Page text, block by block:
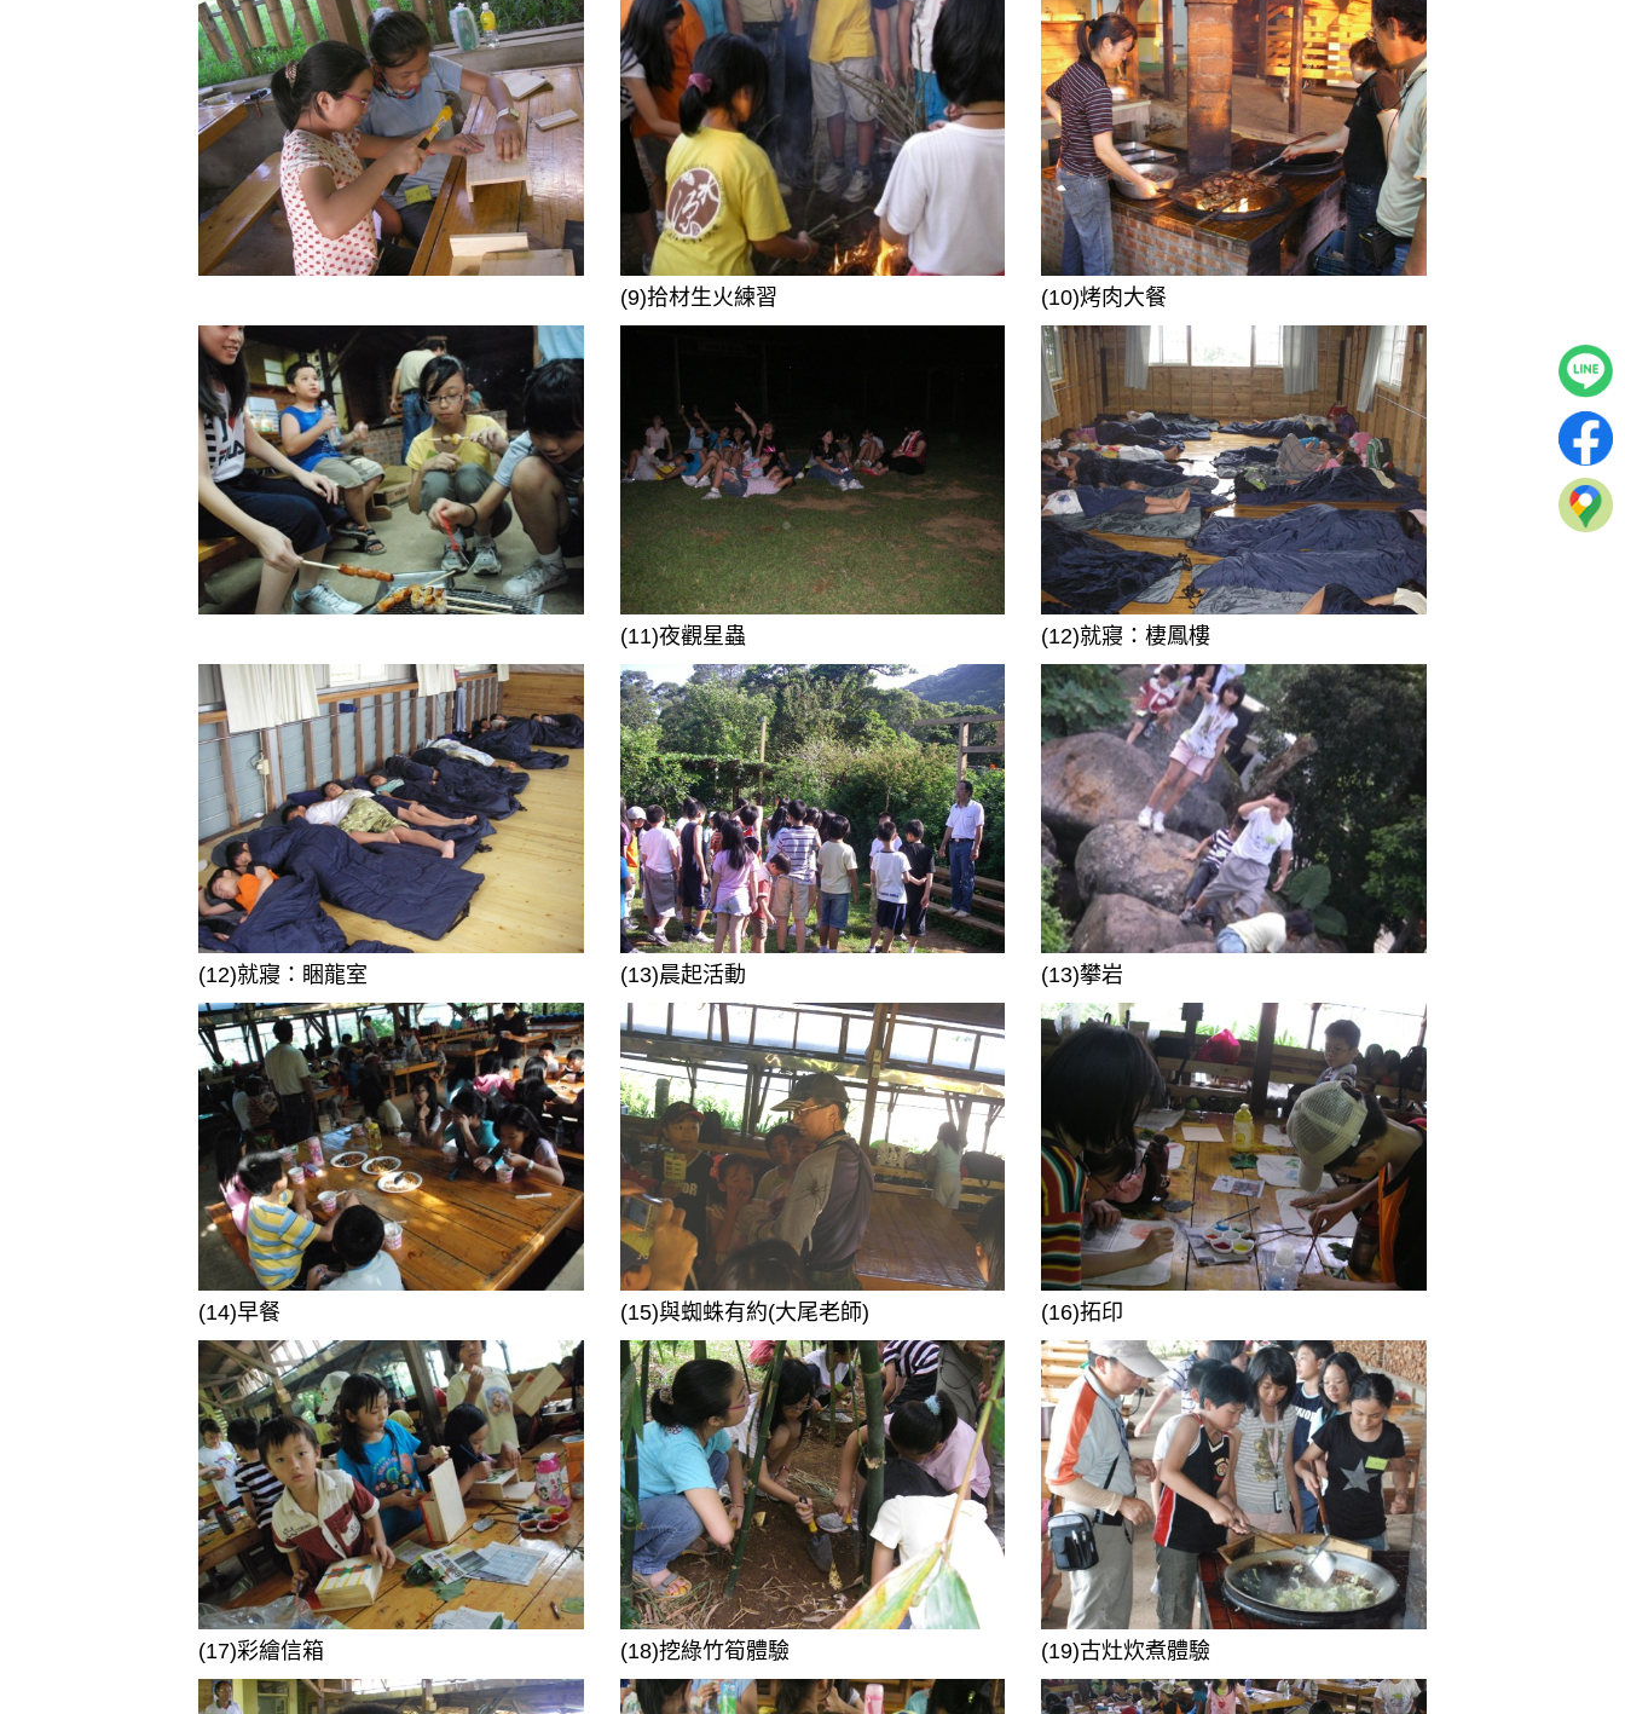
(9)拾材生火練習 (10)烤肉大餐
(11)夜觀星蟲 (12)就寢：棲鳳樓
(12)就寢：睏龍室 (13)晨起活動 (13)攀岩
(14)早餐 (15)與蜘蛛有約(大尾老師) (16)拓印
(17)彩繪信箱 (18)挖綠竹筍體驗 (19)古灶炊煮體驗